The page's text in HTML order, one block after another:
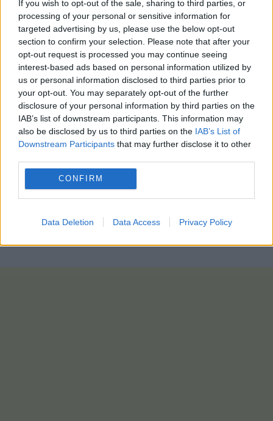
If you wish to opt-out of the sale, sharing to third parties, or
processing of your personal or sensitive information for
targeted advertising by us, please use the below opt-out
section to confirm your selection. Please note that after your
opt-out request is processed you may continue seeing
interest-based ads based on personal information utilized by
us or personal information disclosed to third parties prior to
your opt-out. You may separately opt-out of the further
disclosure of your personal information by third parties on the
IAB’s list of downstream participants. This information may
also be disclosed by us to third parties on the IAB’s List of
Downstream Participants that may further disclose it to other
CONFIRM
Data Deletion Data Access Privacy Policy
την εκδοχή ότι τα περιστατικά συνδέονται με
χρήση δηλητηριώδους ουσίας. Μέχρι στιγμής
παραμένουν σε εκκρεμότητα τα αποτελέσματα
των ειδικών εξετάσεων που διενεργούνται στο
Εργαστήριο Κτηνιατρικής του ΑΠΘ για τις νεκρές
γάτες, σύμφωνα με τις ίδιες πηγές.
Μόλις ολοκληρωθεί η κύρια ανάκριση για την
υπόθεση, η δικογραφία αναμένεται να διαβιβαστεί
στο αρμόδιο Δικαστικό Συμβούλιο το οποίο θα
αποφανθεί για την παραπομπή ή μη του
κατηγορούμενου σε δίκη. Εις βάρος του έχει
επιβληθεί και διοικητικό πρόστιμο ύψους 60.000
ευρώ, κατά του οποίου προσέφυγε στο Διοικητικό